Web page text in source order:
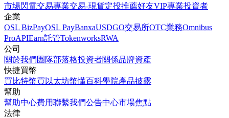
市場閃電交易專業交易-現貨定投推薦好友VIP專業投資者
企業
OSL BizPayOSL PayBanxaUSDGO交易所OTC業務Omnibus
ProAPIEarn託管TokenworksRWA
公司
關於我們 團隊部落格投資者關係品牌資產
快捷買幣
買比特幣買以太坊幣懂百科學院產品披露
幫助
幫助中心費用聯繫我們公告中心市場焦點
法律